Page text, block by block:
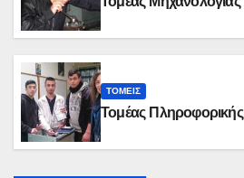
ΤΟΜΕΊΣ
Τομέας Πληροφορικής